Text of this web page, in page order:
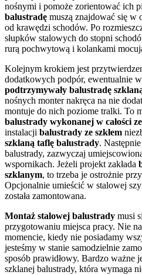
nośnymi i pomoże zorientować ich
balustradę muszą znajdować się w
od krawędzi schodów. Po
słupków stalowych do stopni
rurą pochwytową i kolankami
Kolejnym krokiem jest
dodatkowych podpór, ewentualnie
podtrzymywały balustradę
nośnych monter nakręca na nie
montuje do nich poziome tralki. To
balustrady wykonanej w całości
instalacji balustrady ze szkłem
szklaną taflę balustrady.
balustrady, zazwyczaj
wspornikach. Jeżeli projekt zakłada
szklanym, to trzeba je ostrożnie
Opcjonalnie umieścić w stalowej
została zamontowana.
Montaż stalowej balustrady musi
przygotowaniu miejsca pracy. Nie
momencie, kiedy nie posiadamy
jesteśmy w stanie samodzielnie
sposób prawidłowy. Bardzo ważne
szklanej balustrady, która wymaga